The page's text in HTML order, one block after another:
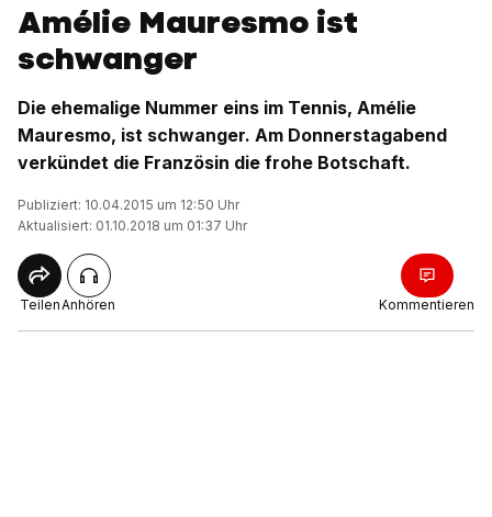
Amélie Mauresmo ist
schwanger
Die ehemalige Nummer eins im Tennis, Amélie
Mauresmo, ist schwanger. Am Donnerstagabend
verkündet die Französin die frohe Botschaft.
Publiziert: 10.04.2015 um 12:50 Uhr
Aktualisiert: 01.10.2018 um 01:37 Uhr
TeilenAnhören Kommentieren